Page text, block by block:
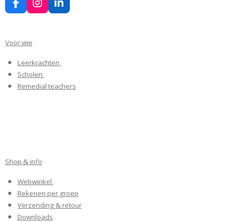
F
a
b
o
k
I
n
r
a
m
L
i
I
Voor wie
Leerkrachten
Scholen
Remedial teachers
Shop & info
Webwinkel
Rekenen per groep
Verzending & retour
Downloads